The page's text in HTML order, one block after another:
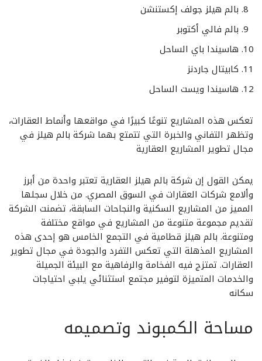
بالم هيلز جولف إكستنشن
بالم فالي أكتوبر
هاسيندا باي الساحل
كابيتال جاردنز
هاسيندا ويست الساحل
تعكس هذه المشاريع تنوعًا كبيرًا في مواقعها وأنماط العقارات،
وتظهر التفاني والخبرة التي تتمتع بهما شركة بالم هيلز في
مجال تطوير المشاريع العقارية
يمكن القول إن شركة بالم هيلز العقارية تعتبر واحدة من أبرز
وألامع شركات العقارات في السوق المصري. من خلال سجلها
المميز من المشاريع السكنية والنجاحات السابقة، تضمنت الشركة
تقديم مجموعة متنوعة من المشاريع في مواقع مختلفة
ومتنوعة. بالم هيلز قطامية في التجمع الخامس هو إحدى هذه
المشاريع المذهلة التي تعكس التفرد والجودة في مجال تطوير
العقارات. تمتزج فيه الفخامة والرفاهية مع البيئة الجميلة
والخدمات المتميزة لتوفير مجتمع استثنائي يلبي احتياجات
سكانه
مساحة الكمبوند وتصميمه